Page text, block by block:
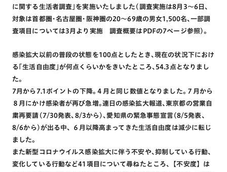
に関する生活者調査｣を実施いたしました(調査実施は8月3〜6日､
対象は首都圏･名古屋圏･阪神圏の20〜69歳の男女1,500名､一部調
査項目については3月より実施 調査概要はPDFの7ページ参照)｡
感染拡大以前の普段の状態を100点としたとき､現在の状況下におけ
る｢生活自由度｣が何点くらいかをきいたところ､54.3点となりまし
た｡
7月から7.1ポイントの下降｡４月と同じ数値となりました｡７月から
８月にかけ感染者が再び急増｡連日の感染拡大報道､東京都の営業自
粛再要請(7/30発表､8/3から)､愛知県の緊急事態宣言(8/5発表､
8/6から)が出る中､ ６月以降高まってきた生活自由度は減少に転じ
ました｡
また新型コロナウイルス感染拡大に伴う不安や､抑制している行動､
変化している行動など41項目について尋ねたところ､【不安度】は